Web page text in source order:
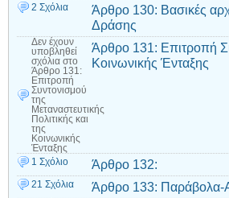
2 Σχόλια
Άρθρο 130: Βασικές
Δράσης
Δεν έχουν
υποβληθεί
σχόλια στο
Άρθρο 131:
Επιτροπή
Συντονισμού
της
Μεταναστευτικής
Πολιτικής και
της
Κοινωνικής
Ένταξης
Άρθρο 131: Επιτροπή
Κοινωνικής Ένταξης
1 Σχόλιο Άρθρο 132:
21 Σχόλια Άρθρο 133: Παράβολα-